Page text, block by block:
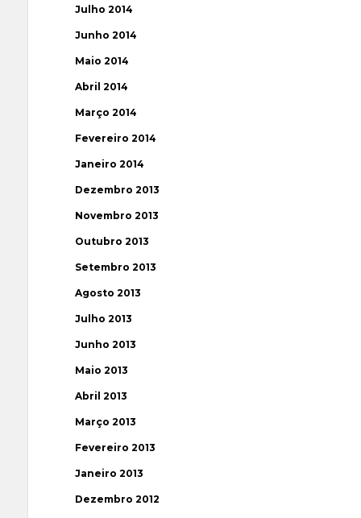
Julho 2014
Junho 2014
Maio 2014
Abril 2014
Março 2014
Fevereiro 2014
Janeiro 2014
Dezembro 2013
Novembro 2013
Outubro 2013
Setembro 2013
Agosto 2013
Julho 2013
Junho 2013
Maio 2013
Abril 2013
Março 2013
Fevereiro 2013
Janeiro 2013
Dezembro 2012